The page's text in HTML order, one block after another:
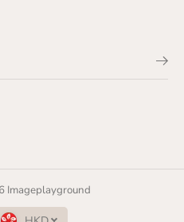
Imageplayground